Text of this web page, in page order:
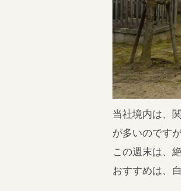
当社境内は、
が多いのです
この週末は、
おすすめは、